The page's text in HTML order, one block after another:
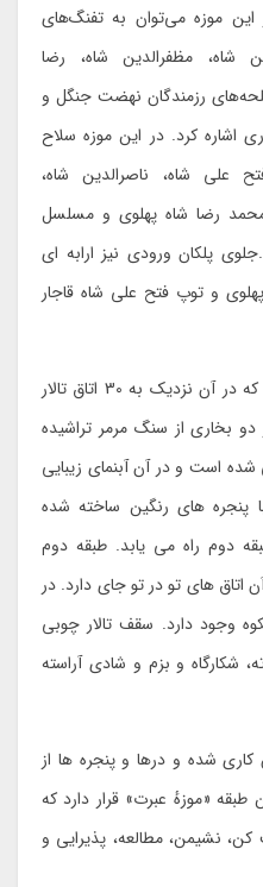
موزه می‌توان به تفنگ‌های
شاه، مظفرالدین شاه، رضا
رزمندگان نهضت جنگل و
اشاره کرد. در این موزه سلاح
علی شاه، ناصرالدین شاه،
رضا شاه پهلوی و مسلسل
پلکان ورودی نیز ارابه ای
و توپ فتح علی شاه قاجار
ساختمان کاخ دارای دو طبقه است که در آن نزدیک به 30 اتاق تالار
بخاری از سنگ مرمر تراشیده
است و در آن آبنمای زیبایی
های رنگین ساخته شده
دوم راه می یابد. طبقه دوم
اتاق های تو در تو جای دارد. در
وجود دارد. سقف تالار چوبی
و بزم و شادی آراسته
شده و درها و پنجره ها از
«موزهٔ عبرت» قرار دارد که
نشیمن، مطالعه، پذیرایی و